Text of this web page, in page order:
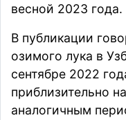
весной 2023 года.
В публикации
озимого лука в
сентябре 2022
приблизительно
аналогичным